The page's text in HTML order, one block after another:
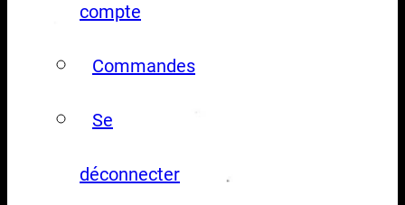
compte
Commandes
Se
déconnecter